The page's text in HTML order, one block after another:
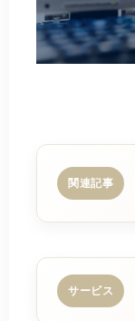
関連記事
サービス